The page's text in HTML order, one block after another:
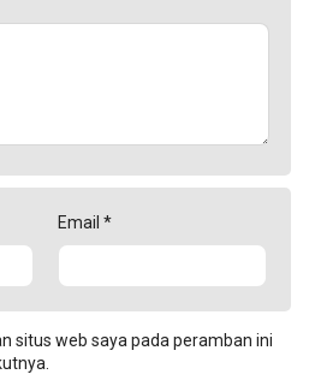
Email *
situs web saya pada peramban ini